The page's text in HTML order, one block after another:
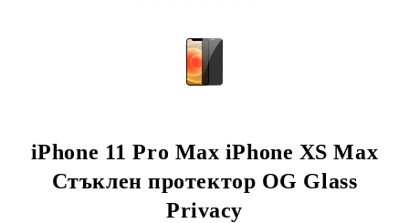
iPhone 11 Pro Max iPhone XS Max
Стъклен протектор OG Glass
Privacy